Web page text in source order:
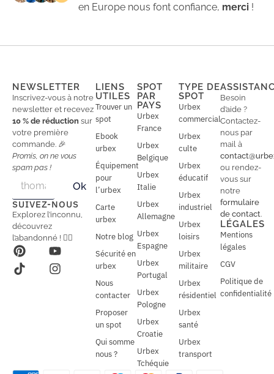
en Europe nous font confiance, merci !
NEWSLETTER
Inscrivez-vous à notre
newsletter et recevez
10 % de réduction sur
votre première
commande. 🎉
Promis, on ne vous
spam pas !
a
i
l
a
i
l
*
Ok
SUIVEZ-NOUS
Explorez l’inconnu,
découvrez
l’abandonné ! 🕵️‍♂️
LIENS
UTILES
Trouver un
spot
Ebook
urbex
Équipement
pour
l’urbex
Carte
urbex
Notre blog
Sécurité en
urbex
Nous
contacter
Proposer
un spot
Qui somme
nous ?
SPOT
PAR
PAYS
Urbex
France
Urbex
Belgique
Urbex
Italie
Urbex
Allemagne
Urbex
Espagne
Urbex
Portugal
Urbex
Pologne
Urbex
Croatie
Urbex
Tchéquie
TYPE DE
SPOT
Urbex
commercial
Urbex
culte
Urbex
éducatif
Urbex
industriel
Urbex
loisirs
Urbex
militaire
Urbex
résidentiel
Urbex
santé
Urbex
transport
Besoin
d’aide ?
Contactez-
nous par
mail à
ou rendez-
vous sur
notre
formulaire
de contact.
LÉGALES
Mentions
légales
CGV
Politique de
confidentialité